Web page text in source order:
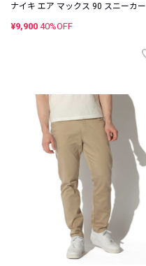
ナイキ エア マックス 90 スニーカー
¥9,900 40%OFF